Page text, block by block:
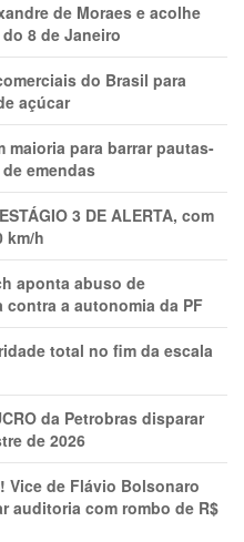
de Moraes e acolhe
8 de Janeiro
do Brasil para
açúcar
maioria para barrar pautas-
emendas
3 DE ALERTA, com
km/h
aponta abuso de
a autonomia da PF
total no fim da escala
da Petrobras disparar
de 2026
Vice de Flávio Bolsonaro
auditoria com rombo de R$